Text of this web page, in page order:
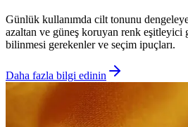
Günlük kullanımda cilt tonunu
azaltan ve güneş koruyan renk eşitleyici
bilinmesi gerekenler ve seçim ipuçları.
Daha fazla bilgi edinin